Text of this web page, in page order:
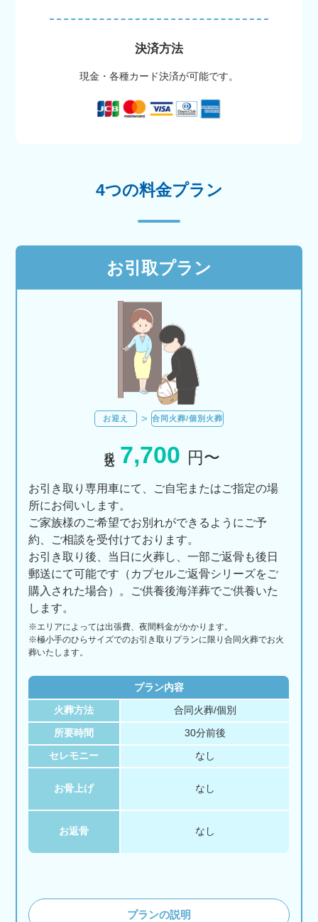
決済方法
現金・各種カード決済が可能です。
4つの料金プラン
お引取プラン
お迎え 合同火葬/個別火葬
7,700 円〜
お引き取り専用車にて、ご自宅またはご指定の場
所にお伺いします。
ご家族様のご希望でお別れができるようにご予
約、ご相談を受付けております。
お引き取り後、当日に火葬し、一部ご返骨も後日
郵送にて可能です（カプセルご返骨シリーズをご
購入された場合）。ご供養後海洋葬でご供養いた
します。
※エリアによっては出張費、夜間料金がかかります。
※極小手のひらサイズでのお引き取りプランに限り合同火葬でお火
葬いたします。
プラン内容
火葬方法 合同火葬/個別
所要時間 30分前後
セレモニー なし
お骨上げ なし
お返骨 なし
プランの説明